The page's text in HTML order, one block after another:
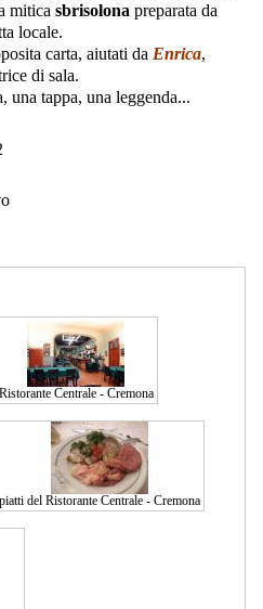
mitica sbrisolona preparata da
locale.
carta, aiutati da Enrica,
di sala.
una tappa, una leggenda...
Ristorante Centrale - Cremona
piatti del Ristorante Centrale - Cremona